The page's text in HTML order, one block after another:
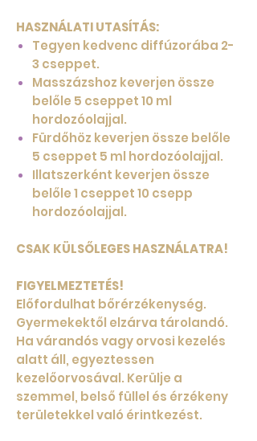
HASZNÁLATI UTASÍTÁS:
Tegyen kedvenc diffúzorába 2-
3 cseppet.
Masszázshoz keverjen össze
belőle 5 cseppet 10 ml
hordozóolajjal.
Fürdőhöz keverjen össze belőle
5 cseppet 5 ml hordozóolajjal.
Illatszerként keverjen össze
belőle 1 cseppet 10 csepp
hordozóolajjal.
CSAK KÜLSŐLEGES HASZNÁLATRA!
FIGYELMEZTETÉS!
Előfordulhat bőrérzékenység.
Gyermekektől elzárva tárolandó.
Ha várandós vagy orvosi kezelés
alatt áll, egyeztessen
kezelőorvosával. Kerülje a
szemmel, belső füllel és érzékeny
területekkel való érintkezést.